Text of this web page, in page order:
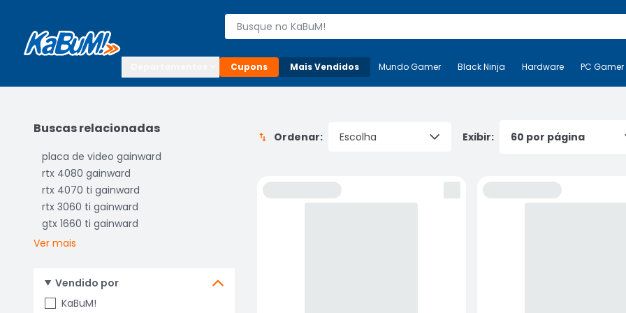
Buscar produtos
Cupons Mais Vendidos Mais-v- Mundo Gamer Black Ninja Hardware
Mundo Gamer Black Ninja Hardware PC Gamer
Buscas relacionadas
placa de video gainward
rtx 4080 gainward
rtx 4070 ti gainward
rtx 3060 ti gainward
gtx 1660 ti gainward
Ver mais
Vendido por
KaBuM!
Ordenar: Exibir: